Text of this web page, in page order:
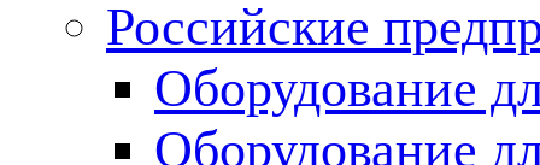
Российские
Оборудование
Оборудование